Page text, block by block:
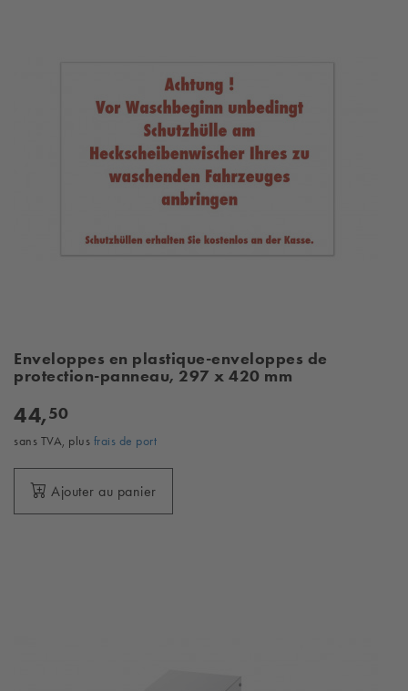
Enveloppes en plastique-enveloppes de
protection-panneau, 297 x 420 mm
44,50
sans TVA, plus frais de port
Ajouter au panier